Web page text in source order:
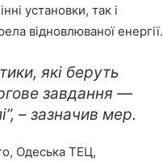
установки, так і
відновлюваної енергії.
які беруть
завдання —
– зазначив мер.
Одеська ТЕЦ,